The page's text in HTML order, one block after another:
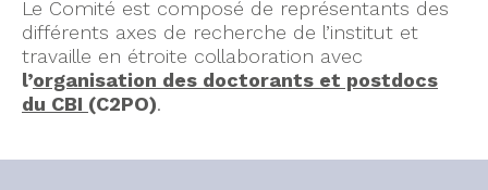
Le Comité est composé de représentants des
différents axes de recherche de l’institut et
travaille en étroite collaboration avec
l’organisation des doctorants et postdocs
du CBI (C2PO).